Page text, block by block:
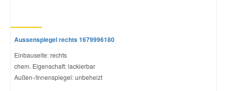
Aussenspiegel rechts 1679996180
Einbauseite: rechts
chem. Eigenschaft: lackierbar
Außen-/Innenspiegel: unbeheizt